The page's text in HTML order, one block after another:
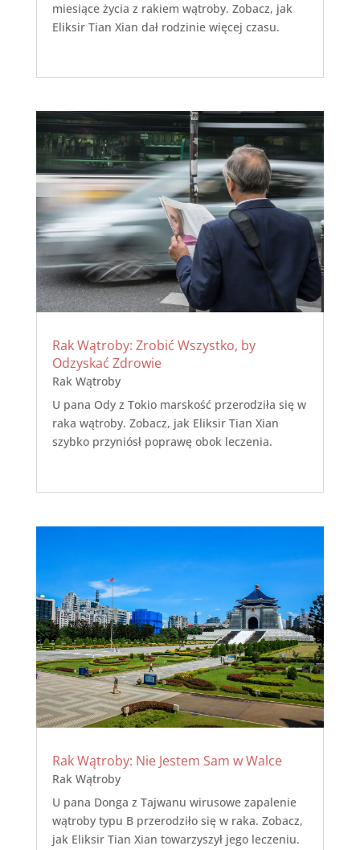
miesiące życia z rakiem wątroby. Zobacz, jak
Eliksir Tian Xian dał rodzinie więcej czasu.
Rak Wątroby: Zrobić Wszystko, by
Odzyskać Zdrowie
Rak Wątroby
U pana Ody z Tokio marskość przerodziła się w
raka wątroby. Zobacz, jak Eliksir Tian Xian
szybko przyniósł poprawę obok leczenia.
Rak Wątroby: Nie Jestem Sam w Walce
Rak Wątroby
U pana Donga z Tajwanu wirusowe zapalenie
wątroby typu B przerodziło się w raka. Zobacz,
jak Eliksir Tian Xian towarzyszył jego leczeniu.